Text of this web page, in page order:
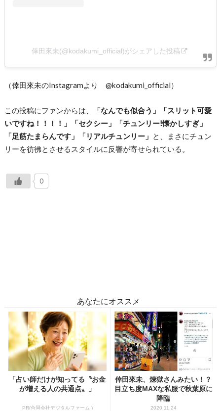
倖田來未(@kodakumi_official)がシェアした投稿
（倖田來未のInstagramより @kodakumi_official）
この投稿にファンからは、
「なんでも似合う」「スリット可愛
いですね！！！！」「セクシー」「チュンリー!懐かしすぎ」
「足筋たまらんです」「リアルチュンリー」 と、まさにチュン
リーを彷彿とさせるスタイルに反響が寄せられている。
0
あなたにオススメ
「占い師だけが知ってる〝お金
が増える人の共通点〟」
PR(合同会社デジタルファーム )
倖田來未、煉獄さんみたい！？
目立ち度MAXな私服で秋葉原に
降臨
2020.11.24